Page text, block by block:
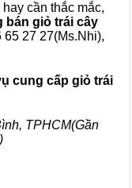
hay cần thắc mắc,
bán giỏ trái cây
27 27(Ms.Nhi),
cung cấp giỏ trái
TPHCM(Gần